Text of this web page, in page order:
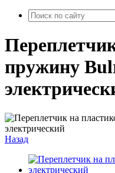
пружину
Назад